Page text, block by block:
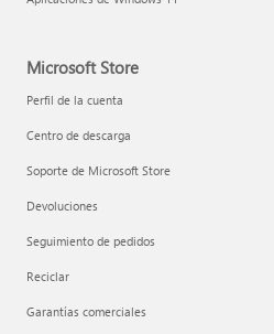
Microsoft Store
Perfil de la cuenta
Centro de descarga
Soporte de Microsoft Store
Devoluciones
Seguimiento de pedidos
Reciclar
Garantías comerciales